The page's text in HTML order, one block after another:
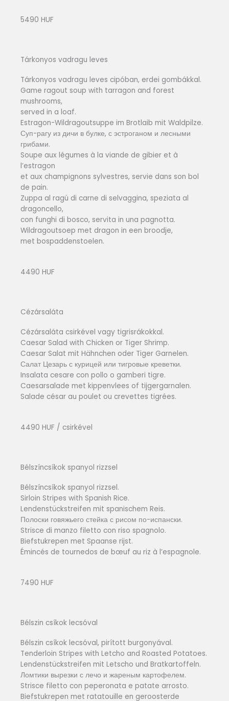
5490 HUF
Tárkonyos vadragu leves
Tárkonyos vadragu leves cipóban, erdei gombákkal.
Game ragout soup with tarragon and forest
mushrooms,
served in a loaf.
Estragon-Wildragoutsuppe im Brotlaib mit Waldpilze.
Суп-рагу из дичи в булке, с эстроганом и лесными
грибами.
Soupe aux légumes à la viande de gibier et à
l’estragon
et aux champignons sylvestres, servie dans son bol
de pain.
Zuppa al ragú di carne di selvaggina, speziata al
dragoncello,
con funghi di bosco, servita in una pagnotta.
Wildragoutsoep met dragon in een broodje,
met bospaddenstoelen.
4490 HUF
Cézársaláta
Cézársaláta csirkével vagy tigrisrákokkal.
Caesar Salad with Chicken or Tiger Shrimp.
Caesar Salat mit Hähnchen oder Tiger Garnelen.
Салат Цезарь с курицей или тигровые креветки.
Insalata cesare con pollo o gamberi tigre.
Caesarsalade met kippenvlees of tijgergarnalen.
Salade césar au poulet ou crevettes tigrées.
4490 HUF / csirkével
Bélszíncsíkok spanyol rizzsel
Bélszíncsíkok spanyol rizzsel.
Sirloin Stripes with Spanish Rice.
Lendenstückstreifen mit spanischem Reis.
Полоски говяжьего стейка с рисом по-испански.
Strisce di manzo filetto con riso spagnolo.
Biefstukrepen met Spaanse rijst.
Émincés de tournedos de bœuf au riz à l’espagnole.
7490 HUF
Bélszin csíkok lecsóval
Bélszin csíkok lecsóval, pirított burgonyával.
Tenderloin Stripes with Letcho and Roasted Potatoes.
Lendenstückstreifen mit Letscho und Bratkartoffeln.
Ломтики вырезки с лечо и жареным картофелем.
Strisce filetto con peperonata e patate arrosto.
Biefstukrepen met ratatouille en geroosterde